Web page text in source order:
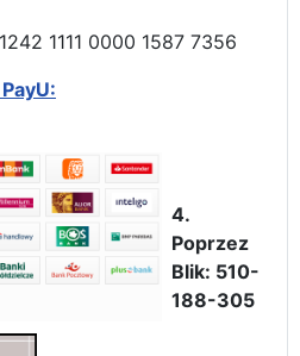
1111 0000 1587 7356
4.
Poprzez
Blik: 510-
188-305